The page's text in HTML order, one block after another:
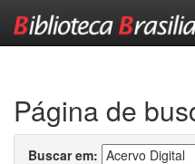
Página de
Buscar em: